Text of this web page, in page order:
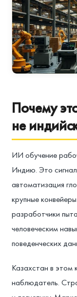
Почему
не
ИИ обучение
Индию. Это
автоматизация
крупные
разработчики
человеческим
поведенческих
Казахстан в этом
наблюдатель.